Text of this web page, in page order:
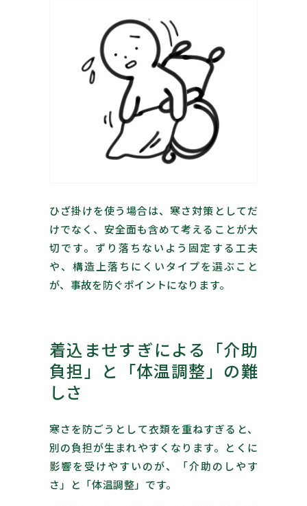
ひざ掛けを使う場合は、寒さ対策としてだ
けでなく、安全面も含めて考えることが大
切です。ずり落ちないよう固定する工夫
や、構造上落ちにくいタイプを選ぶこと
が、事故を防ぐポイントになります。
着込ませすぎによる「介助
負担」と「体温調整」の難
しさ
寒さを防ごうとして衣類を重ねすぎると、
別の負担が生まれやすくなります。とくに
影響を受けやすいのが、「介助のしやす
さ」と「体温調整」です。